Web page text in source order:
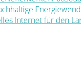
Internet für den